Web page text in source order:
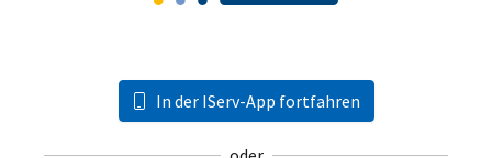
In der IServ-App fortfahren